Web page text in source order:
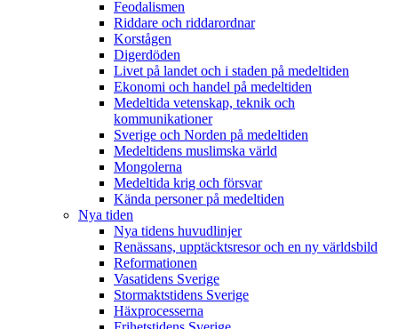
Feodalismen
Riddare och riddarordnar
Korstågen
Digerdöden
Livet på landet och i staden på medeltiden
Ekonomi och handel på medeltiden
Medeltida vetenskap, teknik och
kommunikationer
Sverige och Norden på medeltiden
Medeltidens muslimska värld
Mongolerna
Medeltida krig och försvar
Kända personer på medeltiden
Nya tiden
Nya tidens huvudlinjer
Renässans, upptäcktsresor och en ny världsbild
Reformationen
Vasatidens Sverige
Stormaktstidens Sverige
Häxprocesserna